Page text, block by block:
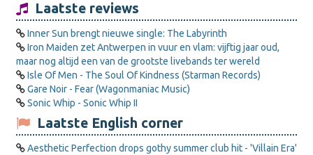
Laatste reviews
Inner Sun brengt nieuwe single: The Labyrinth
Iron Maiden zet Antwerpen in vuur en vlam: vijftig jaar oud,
maar nog altijd een van de grootste livebands ter wereld
Isle Of Men - The Soul Of Kindness (Starman Records)
Gare Noir - Fear (Wagonmaniac Music)
Sonic Whip - Sonic Whip II
Laatste English corner
Aesthetic Perfection drops gothy summer club hit - 'Villain Era'